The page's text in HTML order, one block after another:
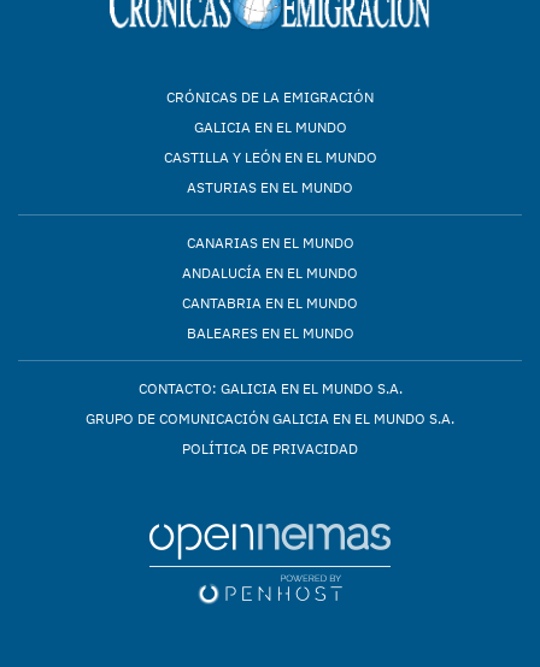
CRÓNICAS DE LA EMIGRACIÓN
GALICIA EN EL MUNDO
CASTILLA Y LEÓN EN EL MUNDO
ASTURIAS EN EL MUNDO
CANARIAS EN EL MUNDO
ANDALUCÍA EN EL MUNDO
CANTABRIA EN EL MUNDO
BALEARES EN EL MUNDO
CONTACTO: GALICIA EN EL MUNDO S.A.
GRUPO DE COMUNICACIÓN GALICIA EN EL MUNDO S.A.
POLÍTICA DE PRIVACIDAD